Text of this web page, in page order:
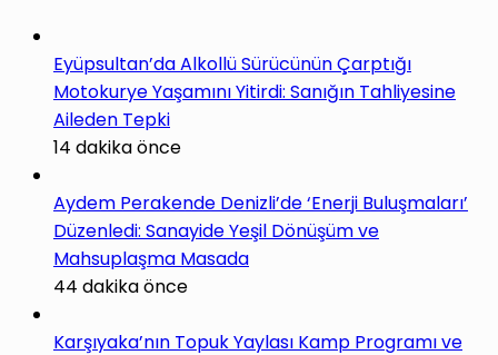
Eyüpsultan’da Alkollü Sürücünün Çarptığı
Motokurye Yaşamını Yitirdi: Sanığın Tahliyesine
Aileden Tepki
14 dakika önce
Aydem Perakende Denizli’de ‘Enerji Buluşmaları’
Düzenledi: Sanayide Yeşil Dönüşüm ve
Mahsuplaşma Masada
44 dakika önce
Karşıyaka’nın Topuk Yaylası Kamp Programı ve